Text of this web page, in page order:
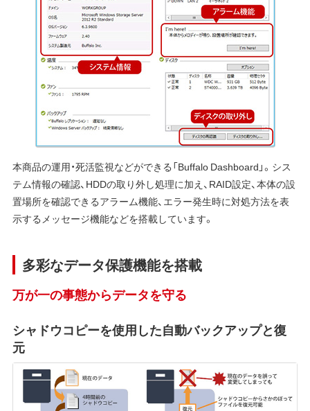
本商品の運用・死活監視などができる「Buffalo Dashboard」。シス
テム情報の確認、HDDの取り外し処理に加え、RAID設定、本体の設
置場所を確認できるアラーム機能、エラー発生時に対処方法を表
示するメッセージ機能などを搭載しています。
多彩なデータ保護機能を搭載
万が一の事態からデータを守る
シャドウコピーを使用した自動バックアップと復
元